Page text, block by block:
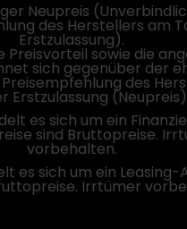
Neupreis
des Herstellers am
Erstzulassung).
Preisvorteil sowie die
sich gegenüber der
des
Erstzulassung
es sich um ein
sind Bruttopreise.
vorbehalten.
es sich um ein Leasing-
Irrtümer